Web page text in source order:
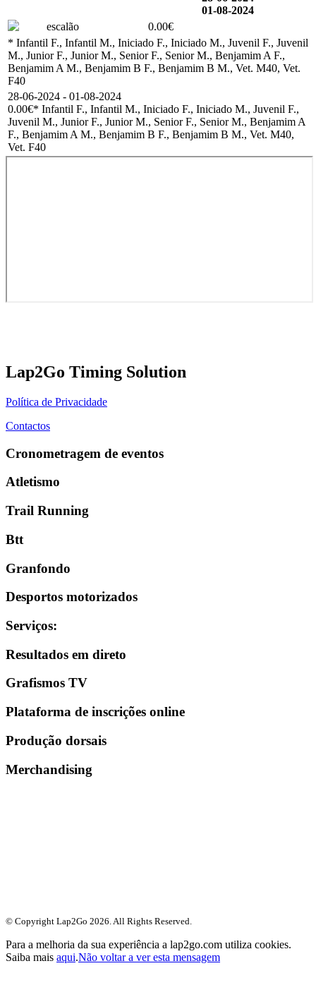
01-08-2024
escalão
0.00€
* Infantil F., Infantil M., Iniciado F., Iniciado M., Juvenil F., Juvenil
M., Junior F., Junior M., Senior F., Senior M., Benjamim A F.,
Benjamim A M., Benjamim B F., Benjamim B M., Vet. M40, Vet.
F40
28-06-2024 - 01-08-2024
0.00€* Infantil F., Infantil M., Iniciado F., Iniciado M., Juvenil F.,
Juvenil M., Junior F., Junior M., Senior F., Senior M., Benjamim A
F., Benjamim A M., Benjamim B F., Benjamim B M., Vet. M40,
Vet. F40
Lap2Go Timing Solution
Política de Privacidade
Contactos
Cronometragem de eventos
Atletismo
Trail Running
Btt
Granfondo
Desportos motorizados
Serviços:
Resultados em direto
Grafismos TV
Plataforma de inscrições online
Produção dorsais
Merchandising
© Copyright Lap2Go 2026. All Rights Reserved.
Para a melhoria da sua experiência a lap2go.com utiliza cookies.
Saiba mais aqui.Não voltar a ver esta mensagem